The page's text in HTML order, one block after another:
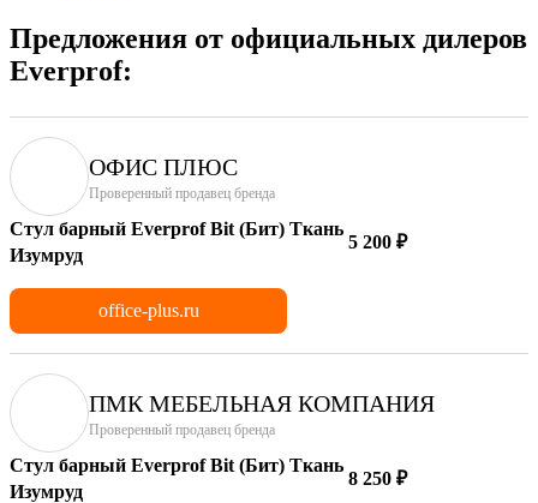
Предложения от официальных дилеров
Everprof:
ОФИС ПЛЮС
Проверенный продавец бренда
Стул барный Everprof Bit (Бит) Ткань
Изумруд
5 200 ₽
office-plus.ru
ПМК МЕБЕЛЬНАЯ КОМПАНИЯ
Проверенный продавец бренда
Стул барный Everprof Bit (Бит) Ткань
Изумруд
8 250 ₽